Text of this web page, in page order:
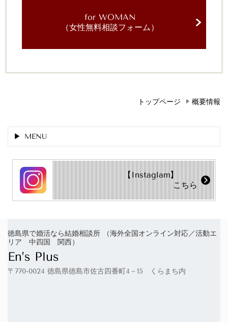
for WOMAN
（女性無料相談フォーム）
トップページ 概要情報
MENU
【Instaglam】
こちら
徳島県で婚活なら結婚相談所 （海外全国オンライン対応／活動エ
リア 中四国 関西）
En’s Plus
〒770-0024 徳島県徳島市佐古四番町4－15 くらまち内